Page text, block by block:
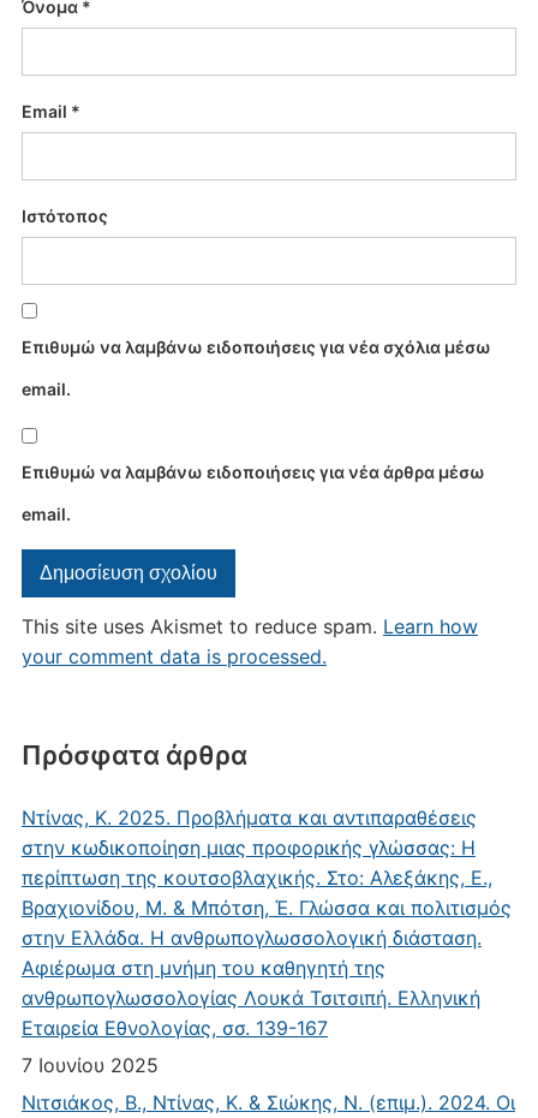
Πρόσφατα άρθρα
Ντίνας, Κ. 2025. Προβλήματα και αντιπαραθέσεις
στην κωδικοποίηση μιας προφορικής γλώσσας: Η
περίπτωση της κουτσοβλαχικής. Στο: Αλεξάκης, Ε.,
Βραχιονίδου, Μ. & Μπότση, Έ. Γλώσσα και πολιτισμός
στην Ελλάδα. Η ανθρωπογλωσσολογική διάσταση.
Αφιέρωμα στη μνήμη του καθηγητή της
ανθρωπογλωσσολογίας Λουκά Τσιτσιπή. Ελληνική
Εταιρεία Εθνολογίας, σσ. 139-167
7 Ιουνίου 2025
Νιτσιάκος, Β., Ντίνας, Κ. & Σιώκης, Ν. (επιμ.). 2024. Οι
Όνομα *
Email *
Ιστότοπος
Επιθυμώ να λαμβάνω ειδοποιήσεις για νέα σχόλια μέσω
email.
Επιθυμώ να λαμβάνω ειδοποιήσεις για νέα άρθρα μέσω
email.
This site uses Akismet to reduce spam. Learn how
your comment data is processed.